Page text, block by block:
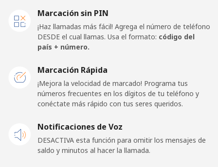
Celular
⁦$10⁩
Línea fija ⁦1.5¢⁩
665 min por
⁦$10⁩
Ghana
Marcación sin PIN
¡Haz llamadas más fácil! Agrega el número de teléfono
DESDE el cual llamas. Usa el formato: código del
país + número.
Marcación Rápida
¡Mejora la velocidad de marcado! Programa tus
números frecuentes en los dígitos de tu teléfono y
conéctate más rápido con tus seres queridos.
Notificaciones de Voz
DESACTIVA esta función para omitir los mensajes de
saldo y minutos al hacer la llamada.